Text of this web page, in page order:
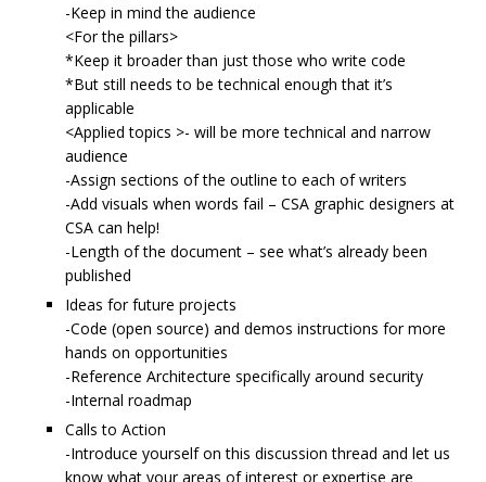
-Keep in mind the audience
<For the pillars>
*Keep it broader than just those who write code
*But still needs to be technical enough that it’s
applicable
<Applied topics >- will be more technical and narrow
audience
-Assign sections of the outline to each of writers
-Add visuals when words fail – CSA graphic designers at
CSA can help!
-Length of the document – see what’s already been
published
Ideas for future projects
-Code (open source) and demos instructions for more
hands on opportunities
-Reference Architecture specifically around security
-Internal roadmap
Calls to Action
-Introduce yourself on this discussion thread and let us
know what your areas of interest or expertise are